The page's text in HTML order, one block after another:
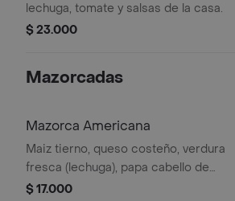
lechuga, tomate y salsas de la casa.
$ 23.000
Mazorcadas
Mazorca Americana
Maiz tierno, queso costeño, verdura
fresca (lechuga), papa cabello de
angel y salsas de la casa.
$ 17.000